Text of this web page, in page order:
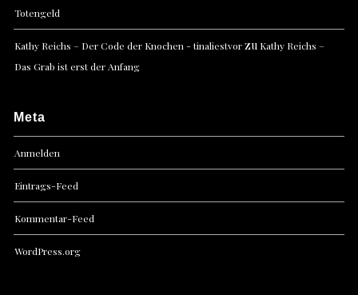
Totengeld
Kathy Reichs – Der Code der Knochen - tinaliestvorzu Kathy Reichs –
Das Grab ist erst der Anfang
Meta
Anmelden
Eintrags-Feed
Kommentar-Feed
WordPress.org